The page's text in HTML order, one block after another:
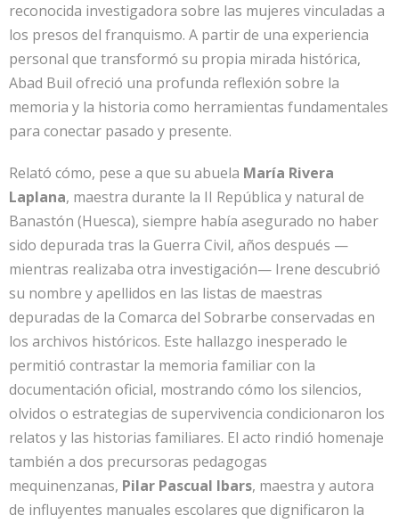
reconocida investigadora sobre las mujeres vinculadas a
los presos del franquismo. A partir de una experiencia
personal que transformó su propia mirada histórica,
Abad Buil ofreció una profunda reflexión sobre la
memoria y la historia como herramientas fundamentales
para conectar pasado y presente.
Relató cómo, pese a que su abuela María Rivera
Laplana, maestra durante la II República y natural de
Banastón (Huesca), siempre había asegurado no haber
sido depurada tras la Guerra Civil, años después —
mientras realizaba otra investigación— Irene descubrió
su nombre y apellidos en las listas de maestras
depuradas de la Comarca del Sobrarbe conservadas en
los archivos históricos. Este hallazgo inesperado le
permitió contrastar la memoria familiar con la
documentación oficial, mostrando cómo los silencios,
olvidos o estrategias de supervivencia condicionaron los
relatos y las historias familiares. El acto rindió homenaje
también a dos precursoras pedagogas
mequinenzanas, Pilar Pascual Ibars, maestra y autora
de influyentes manuales escolares que dignificaron la